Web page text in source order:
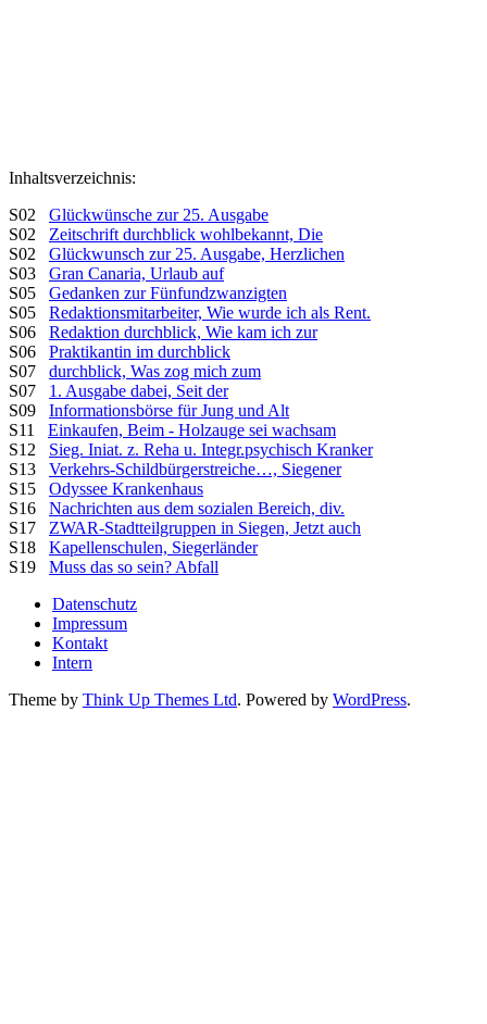
Inhaltsverzeichnis:
S02 Glückwünsche zur 25. Ausgabe
S02 Zeitschrift durchblick wohlbekannt, Die
S02 Glückwunsch zur 25. Ausgabe, Herzlichen
S03 Gran Canaria, Urlaub auf
S05 Gedanken zur Fünfundzwanzigten
S05 Redaktionsmitarbeiter, Wie wurde ich als Rent.
S06 Redaktion durchblick, Wie kam ich zur
S06 Praktikantin im durchblick
S07 durchblick, Was zog mich zum
S07 1. Ausgabe dabei, Seit der
S09 Informationsbörse für Jung und Alt
S11 Einkaufen, Beim - Holzauge sei wachsam
S12 Sieg. Iniat. z. Reha u. Integr.psychisch Kranker
S13 Verkehrs-Schildbürgerstreiche…, Siegener
S15 Odyssee Krankenhaus
S16 Nachrichten aus dem sozialen Bereich, div.
S17 ZWAR-Stadtteilgruppen in Siegen, Jetzt auch
S18 Kapellenschulen, Siegerländer
S19 Muss das so sein? Abfall
Datenschutz
Impressum
Kontakt
Intern
Theme by Think Up Themes Ltd. Powered by WordPress.